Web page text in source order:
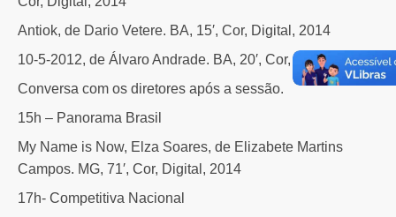
Antiok, de Dario Vetere. BA, 15′, Cor, Digital, 2014
10-5-2012, de Álvaro Andrade. BA, 20′, Cor, Digital, 2014
Conversa com os diretores após a sessão.
15h – Panorama Brasil
My Name is Now, Elza Soares, de Elizabete Martins
Campos. MG, 71′, Cor, Digital, 2014
17h- Competitiva Nacional